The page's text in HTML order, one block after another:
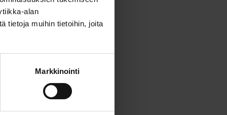
alan
tietoja muihin tietoihin, joita
Markkinointi